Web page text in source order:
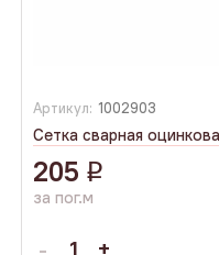
Артикул: 1002903
Сетка сварная
205 q
за пог.м